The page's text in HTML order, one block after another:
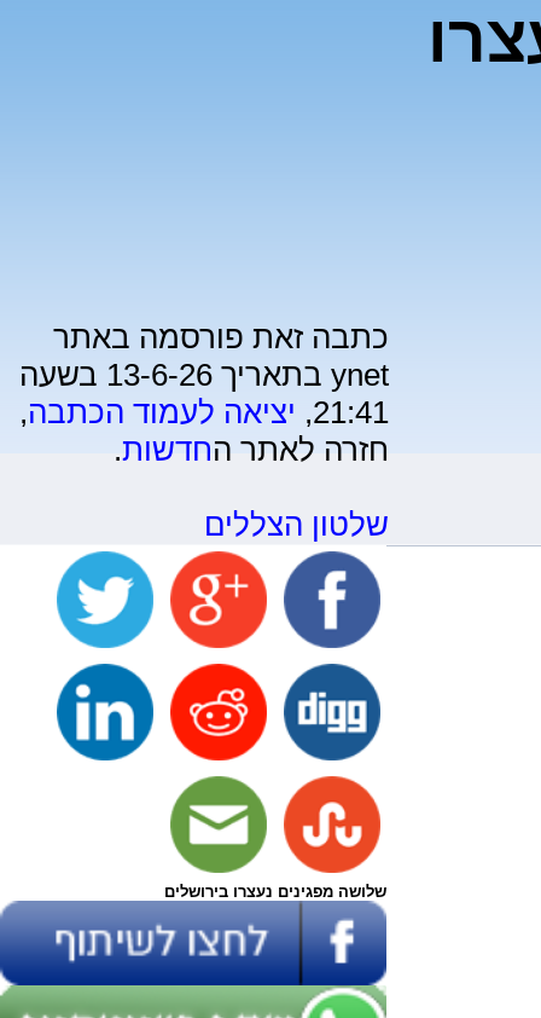
כתבה זאת פורסמה באתר
ynet בתאריך 13-6-26 בשעה
21:41, יציאה לעמוד הכתבה,
חזרה לאתר החדשות.
שלטון הצללים
שלושה מפגינים נעצרו בירושלים